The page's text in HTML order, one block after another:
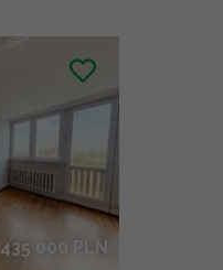
435 000 PLN